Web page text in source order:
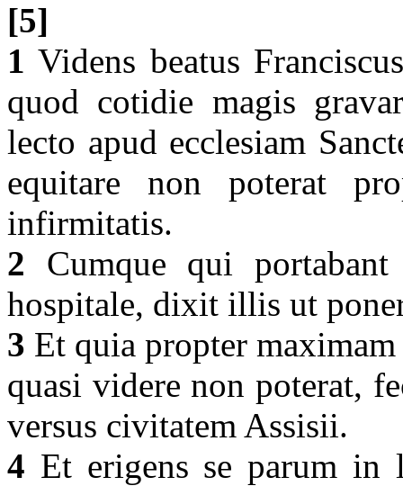
[5]
1 Videns beatus
quod cotidie magis
lecto apud ecclesiam
equitare non poterat
infirmitatis.
2 Cumque qui
hospitale, dixit illis ut
3 Et quia propter
quasi videre non poterat,
versus civitatem Assisii.
4 Et erigens se parum in